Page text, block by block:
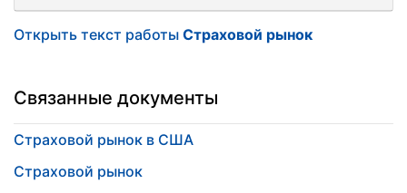
Открыть текст работы Страховой рынок
Связанные документы
Страховой рынок в США
Страховой рынок